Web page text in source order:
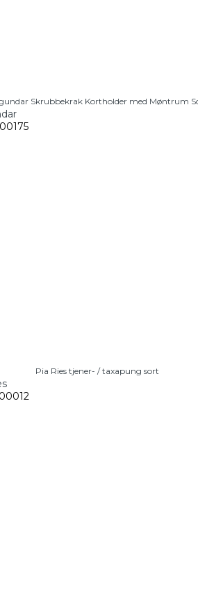
Skrubbekrak Kortholder med Møntrum
Pia Ries tjener- / taxapung sort